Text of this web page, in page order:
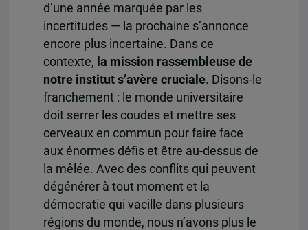
d’une année marquée par les
incertitudes — la prochaine s’annonce
encore plus incertaine. Dans ce
contexte, la mission rassembleuse de
notre institut s’avère cruciale. Disons-le
franchement : le monde universitaire
doit serrer les coudes et mettre ses
cerveaux en commun pour faire face
aux énormes défis et être au-dessus de
la mêlée. Avec des conflits qui peuvent
dégénérer à tout moment et la
démocratie qui vacille dans plusieurs
régions du monde, nous n’avons plus le